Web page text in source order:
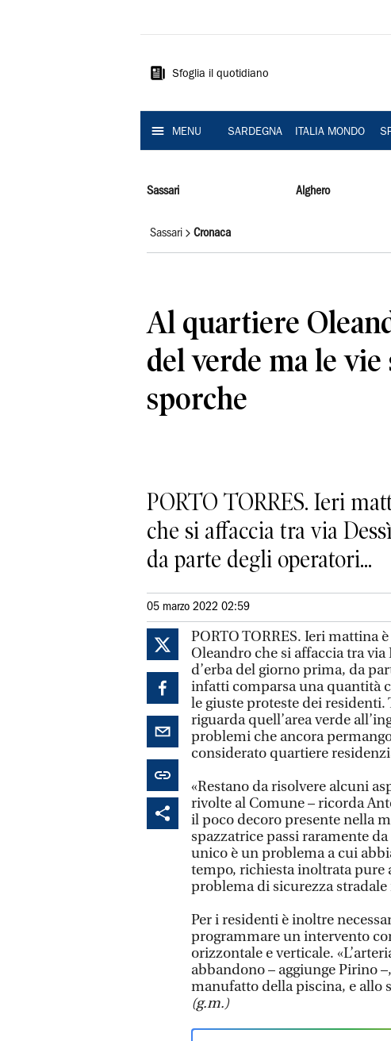
Sardegna
Sfoglia il quotidiano
MENU SARDEGNA ITALIA MONDO
Sassari Alghero
Sassari Cronaca
Al quartiere
del verde ma le vie
sporche
PORTO TORRES. Ieri
che si affaccia tra via
da parte degli operatori...
05 marzo 2022 02:59
PORTO TORRES. Ieri mattina
Oleandro che si affaccia tra
d’erba del giorno prima, da
infatti comparsa una quantità
le giuste proteste dei
riguarda quell’area verde
problemi che ancora
considerato quartiere
«Restano da risolvere alcuni
rivolte al Comune – ricorda
il poco decoro presente nella
spazzatrice passi raramente
unico è un problema a cui
tempo, richiesta inoltrata pure
problema di sicurezza
Per i residenti è inoltre
programmare un intervento
orizzontale e verticale.
abbandono – aggiunge Pirino
manufatto della piscina, e allo
(g.m.)